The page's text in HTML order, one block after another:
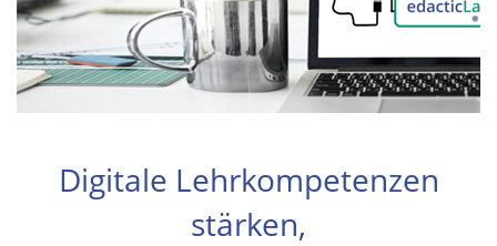
Digitale Lehrkompetenzen
stärken,